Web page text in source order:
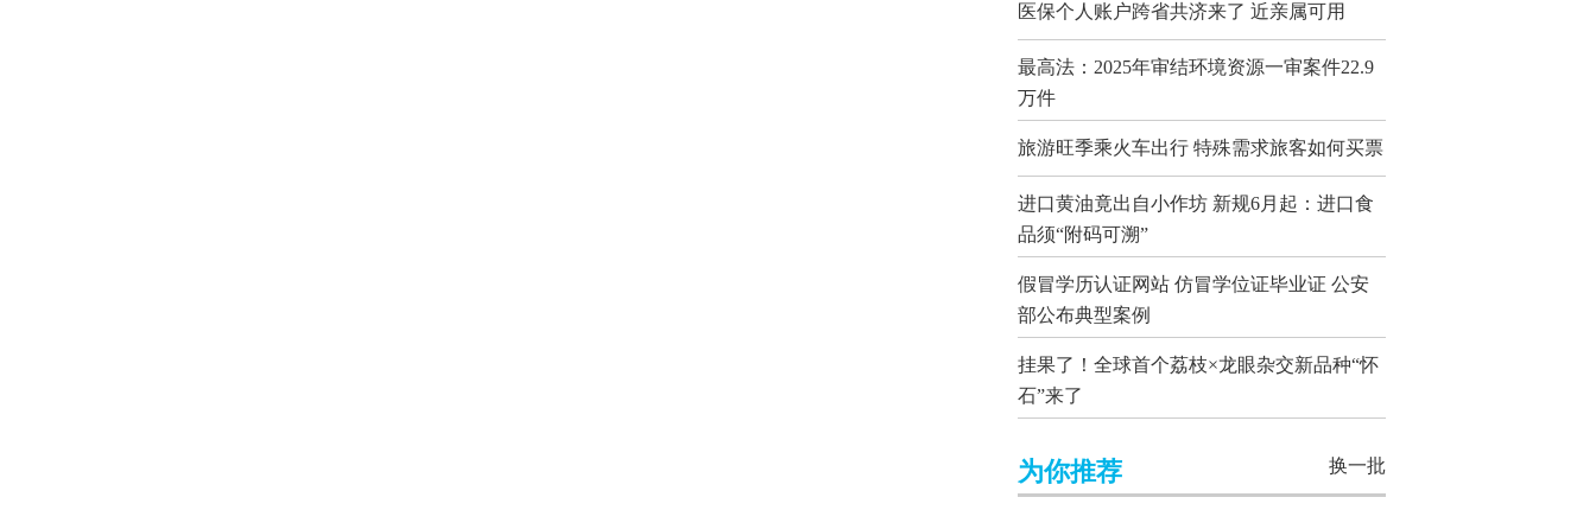
医保个人账户跨省共济来了 近亲属可用
最高法：2025年审结环境资源一审案件22.9
万件
旅游旺季乘火车出行 特殊需求旅客如何买票
进口黄油竟出自小作坊 新规6月起：进口食
品须“附码可溯”
假冒学历认证网站 仿冒学位证毕业证 公安
部公布典型案例
挂果了！全球首个荔枝×龙眼杂交新品种“怀
石”来了
为你推荐 换一批